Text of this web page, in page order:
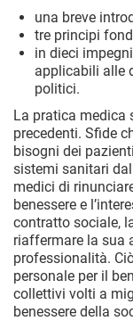
una breve
tre principi
in dieci
applicabili alle
politici.
La pratica medica
precedenti. Sfide
bisogni dei
sistemi sanitari
medici di
benessere e
contratto sociale,
riaffermare la sua
professionalità.
personale per il
collettivi volti a
benessere della